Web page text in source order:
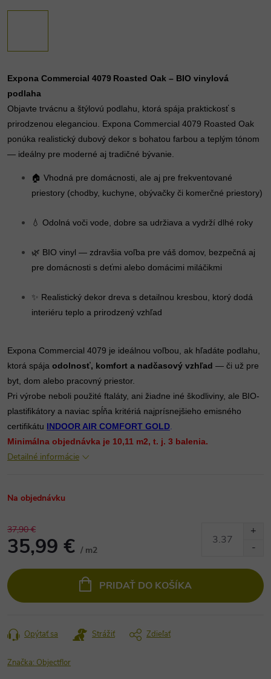
Expona Commercial 4079 Roasted Oak – BIO vinylová
podlaha
Objavte trvácnu a štýlovú podlahu, ktorá spája praktickosť s
prirodzenou eleganciou. Expona Commercial 4079 Roasted Oak
ponúka realistický dubový dekor s bohatou farbou a teplým tónom
— ideálny pre moderné aj tradičné bývanie.
🏠 Vhodná pre domácnosti, ale aj pre frekventované
priestory (chodby, kuchyne, obývačky či komerčné priestory)
💧 Odolná voči vode, dobre sa udržiava a vydrží dlhé roky
🌿 BIO vinyl — zdravšia voľba pre váš domov, bezpečná aj
pre domácnosti s deťmi alebo domácimi miláčikmi
✨ Realistický dekor dreva s detailnou kresbou, ktorý dodá
interiéru teplo a prirodzený vzhľad
Expona Commercial 4079 je ideálnou voľbou, ak hľadáte podlahu,
ktorá spája odolnosť, komfort a nadčasový vzhľad — či už pre
byt, dom alebo pracovný priestor.
Pri výrobe neboli použité ftaláty, ani žiadne iné škodliviny, ale BIO-
plastifikátory a naviac spĺňa kritériá najprísnejšieho emisného
certifikátu INDOOR AIR COMFORT GOLD
Minimálna objednávka je 10,11 m2, t. j. 3 balenia.
Detailné informácie
Na objednávku
37,90 €
35,99 € / m2
cena:
PRIDAŤ DO KOŠÍKA
Opýtať sa Strážiť Zdieľať
Značka: Objectflor